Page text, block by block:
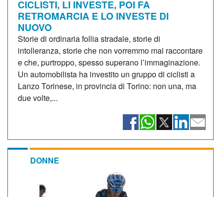
CICLISTI, LI INVESTE, POI FA
RETROMARCIA E LO INVESTE DI
NUOVO
Storie di ordinaria follia stradale, storie di
intolleranza, storie che non vorremmo mai raccontare
e che, purtroppo, spesso superano l’immaginazione.
Un automobilista ha investito un gruppo di ciclisti a
Lanzo Torinese, in provincia di Torino: non una, ma
due volte,...
DONNE